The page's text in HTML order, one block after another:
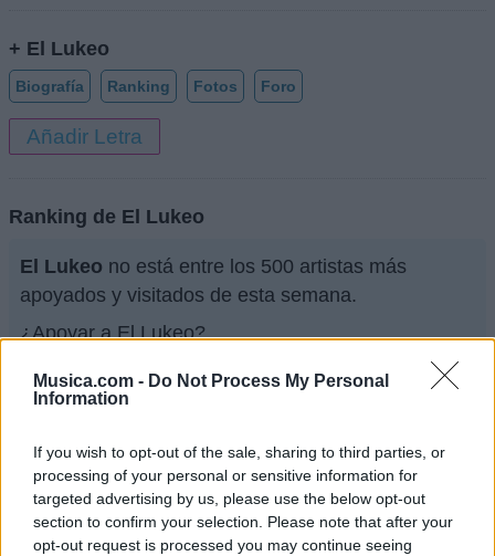
Musica.com - Do Not Process My Personal
Information
If you wish to opt-out of the sale, sharing to third parties, or
processing of your personal or sensitive information for
targeted advertising by us, please use the below opt-out
section to confirm your selection. Please note that after your
opt-out request is processed you may continue seeing
+ El Lukeo
Biografía Ranking Fotos Foro
Añadir Letra
Ranking de El Lukeo
El Lukeo no está entre los 500 artistas más
apoyados y visitados de esta semana.
¿Apoyar a El Lukeo?
0
Ranking de El Lukeo TOP Música